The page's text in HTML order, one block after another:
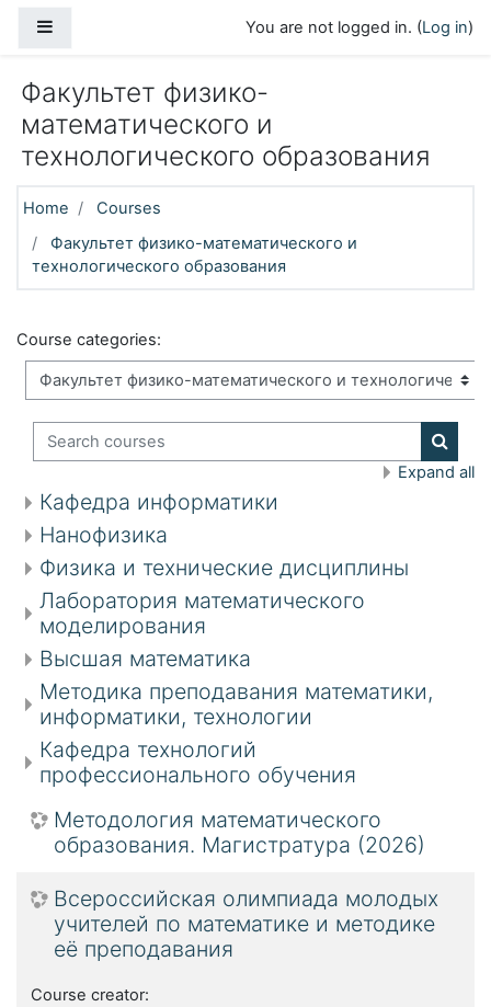
You are not logged in. (Log in)
Факультет физико-
математического и
технологического образования
Home
Courses
Факультет физико-математического и
технологического образования
Course categories:
Search courses
Expand all
Кафедра информатики
Нанофизика
Физика и технические дисциплины
Лаборатория математического
моделирования
Высшая математика
Методика преподавания математики,
информатики, технологии
Кафедра технологий
профессионального обучения
Методология математического
образования. Магистратура (2026)
Всероссийская олимпиада молодых
учителей по математике и методике
её преподавания
Course creator: